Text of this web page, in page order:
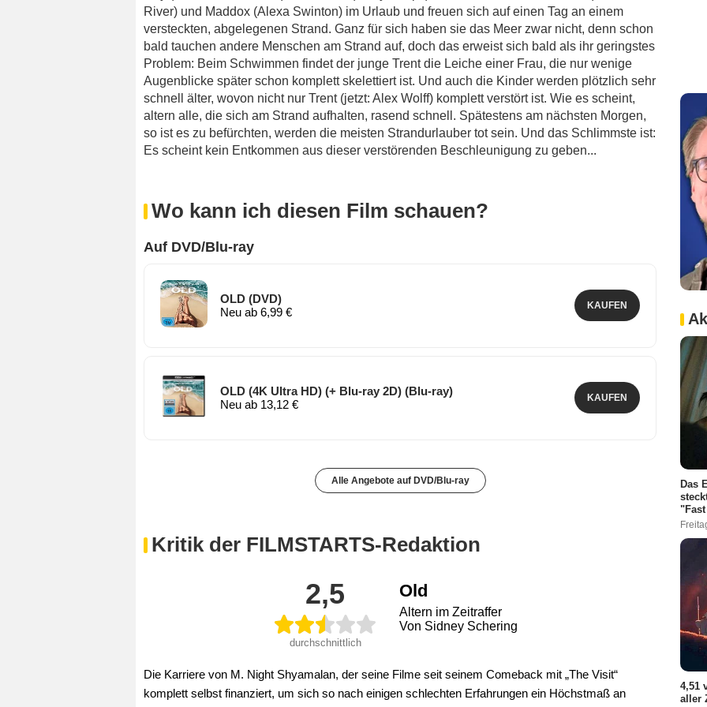
River) und Maddox (Alexa Swinton) im Urlaub und freuen sich auf einen Tag an einem
versteckten, abgelegenen Strand. Ganz für sich haben sie das Meer zwar nicht, denn schon
bald tauchen andere Menschen am Strand auf, doch das erweist sich bald als ihr geringstes
Problem: Beim Schwimmen findet der junge Trent die Leiche einer Frau, die nur wenige
Augenblicke später schon komplett skelettiert ist. Und auch die Kinder werden plötzlich sehr
schnell älter, wovon nicht nur Trent (jetzt: Alex Wolff) komplett verstört ist. Wie es scheint,
altern alle, die sich am Strand aufhalten, rasend schnell. Spätestens am nächsten Morgen,
so ist es zu befürchten, werden die meisten Strandurlauber tot sein. Und das Schlimmste ist:
Es scheint kein Entkommen aus dieser verstörenden Beschleunigung zu geben...
Wo kann ich diesen Film schauen?
Auf DVD/Blu-ray
OLD (DVD)
Neu ab 6,99 €
KAUFEN
OLD (4K Ultra HD) (+ Blu-ray 2D) (Blu-ray)
Neu ab 13,12 €
KAUFEN
Alle Angebote auf DVD/Blu-ray
Kritik der FILMSTARTS-Redaktion
2,5
durchschnittlich
Old
Altern im Zeitraffer
Von Sidney Schering
Die Karriere von M. Night Shyamalan, der seine Filme seit seinem Comeback mit „The Visit“
komplett selbst finanziert, um sich so nach einigen schlechten Erfahrungen ein Höchstmaß an
Das
4,51
aller